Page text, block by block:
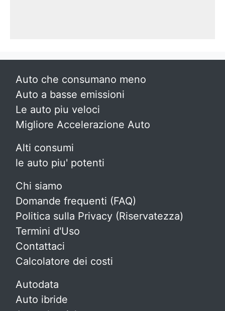
Auto che consumano meno
Auto a basse emissioni
Le auto piu veloci
Migliore Accelerazione Auto
Alti consumi
le auto piu' potenti
Chi siamo
Domande frequenti (FAQ)
Politica sulla Privacy (Riservatezza)
Termini d'Uso
Contattaci
Calcolatore dei costi
Autodata
Auto ibride